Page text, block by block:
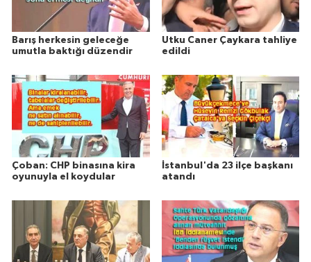
Barış herkesin geleceğe
umutla baktığı düzendir
Utku Caner Çaykara tahliye
edildi
Çoban: CHP binasına kira
oyunuyla el koydular
İstanbul'da 23 ilçe başkanı
atandı